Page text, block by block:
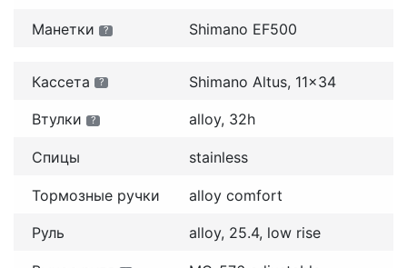
Манетки ? Shimano EF500
Кассета ? Shimano Altus, 11x34
Втулки ? alloy, 32h
Спицы stainless
Тормозные ручки alloy comfort
Руль alloy, 25.4, low rise